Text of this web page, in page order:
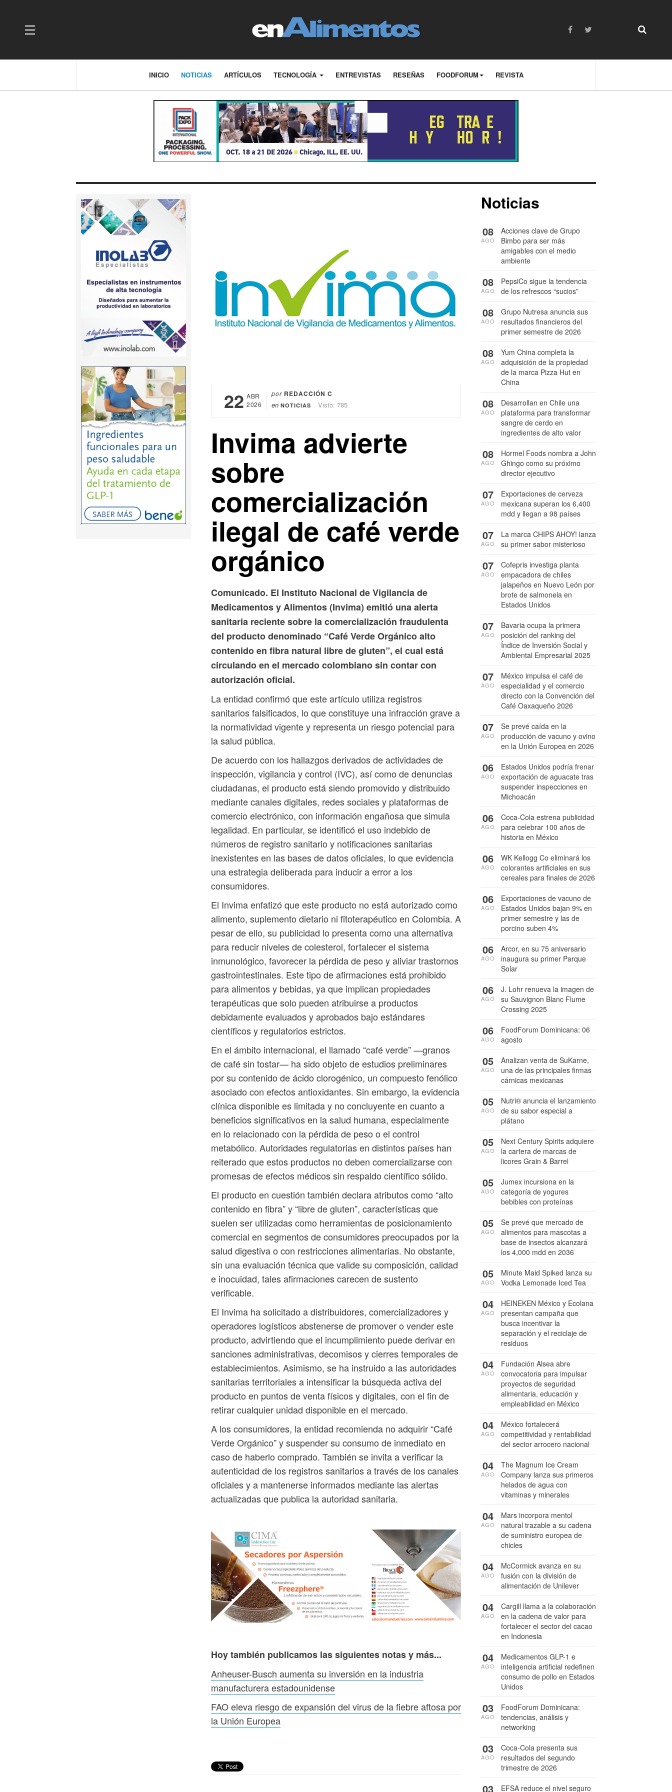
OFF CANVAS
INICIO NOTICIAS ARTÍCULOS TECNOLOGÍA ENTREVISTAS RESEÑAS FOODFORUM REVISTA
22 ABR
2026
por REDACCIÓN C
en NOTICIAS Visto: 785
Invima advierte
sobre
comercialización
ilegal de café verde
orgánico
Comunicado. El Instituto Nacional de Vigilancia de
Medicamentos y Alimentos (Invima) emitió una alerta
sanitaria reciente sobre la comercialización fraudulenta
del producto denominado “Café Verde Orgánico alto
contenido en fibra natural libre de gluten”, el cual está
circulando en el mercado colombiano sin contar con
autorización oficial.
La entidad confirmó que este artículo utiliza registros
sanitarios falsificados, lo que constituye una infracción grave a
la normatividad vigente y representa un riesgo potencial para
la salud pública.
De acuerdo con los hallazgos derivados de actividades de
inspección, vigilancia y control (IVC), así como de denuncias
ciudadanas, el producto está siendo promovido y distribuido
mediante canales digitales, redes sociales y plataformas de
comercio electrónico, con información engañosa que simula
legalidad. En particular, se identificó el uso indebido de
números de registro sanitario y notificaciones sanitarias
inexistentes en las bases de datos oficiales, lo que evidencia
una estrategia deliberada para inducir a error a los
consumidores.
El Invima enfatizó que este producto no está autorizado como
alimento, suplemento dietario ni fitoterapéutico en Colombia. A
pesar de ello, su publicidad lo presenta como una alternativa
para reducir niveles de colesterol, fortalecer el sistema
inmunológico, favorecer la pérdida de peso y aliviar trastornos
gastrointestinales. Este tipo de afirmaciones está prohibido
para alimentos y bebidas, ya que implican propiedades
terapéuticas que solo pueden atribuirse a productos
debidamente evaluados y aprobados bajo estándares
científicos y regulatorios estrictos.
En el ámbito internacional, el llamado “café verde” —granos
de café sin tostar— ha sido objeto de estudios preliminares
por su contenido de ácido clorogénico, un compuesto fenólico
asociado con efectos antioxidantes. Sin embargo, la evidencia
clínica disponible es limitada y no concluyente en cuanto a
beneficios significativos en la salud humana, especialmente
en lo relacionado con la pérdida de peso o el control
metabólico. Autoridades regulatorias en distintos países han
reiterado que estos productos no deben comercializarse con
promesas de efectos médicos sin respaldo científico sólido.
El producto en cuestión también declara atributos como “alto
contenido en fibra” y “libre de gluten”, características que
suelen ser utilizadas como herramientas de posicionamiento
comercial en segmentos de consumidores preocupados por la
salud digestiva o con restricciones alimentarias. No obstante,
sin una evaluación técnica que valide su composición, calidad
e inocuidad, tales afirmaciones carecen de sustento
verificable.
El Invima ha solicitado a distribuidores, comercializadores y
operadores logísticos abstenerse de promover o vender este
producto, advirtiendo que el incumplimiento puede derivar en
sanciones administrativas, decomisos y cierres temporales de
establecimientos. Asimismo, se ha instruido a las autoridades
sanitarias territoriales a intensificar la búsqueda activa del
producto en puntos de venta físicos y digitales, con el fin de
retirar cualquier unidad disponible en el mercado.
A los consumidores, la entidad recomienda no adquirir “Café
Verde Orgánico” y suspender su consumo de inmediato en
caso de haberlo comprado. También se invita a verificar la
autenticidad de los registros sanitarios a través de los canales
oficiales y a mantenerse informados mediante las alertas
actualizadas que publica la autoridad sanitaria.
Hoy también publicamos las siguientes notas y más...
Anheuser-Busch aumenta su inversión en la industria
manufacturera estadounidense
FAO eleva riesgo de expansión del virus de la fiebre aftosa por
la Unión Europea
Noticias
Acciones clave de Grupo
Bimbo para ser más
amigables con el medio
ambiente
08
AGO
PepsiCo sigue la tendencia
de los refrescos “sucios”
08
AGO
Grupo Nutresa anuncia sus
resultados financieros del
primer semestre de 2026
08
AGO
Yum China completa la
adquisición de la propiedad
de la marca Pizza Hut en
China
08
AGO
Desarrollan en Chile una
plataforma para transformar
sangre de cerdo en
ingredientes de alto valor
08
AGO
Hormel Foods nombra a John
Ghingo como su próximo
director ejecutivo
08
AGO
Exportaciones de cerveza
mexicana superan los 6,400
mdd y llegan a 98 países
07
AGO
La marca CHIPS AHOY! lanza
su primer sabor misterioso
07
AGO
Cofepris investiga planta
empacadora de chiles
jalapeños en Nuevo León por
brote de salmonela en
Estados Unidos
07
AGO
Bavaria ocupa la primera
posición del ranking del
Índice de Inversión Social y
Ambiental Empresarial 2025
07
AGO
México impulsa el café de
especialidad y el comercio
directo con la Convención del
Café Oaxaqueño 2026
07
AGO
Se prevé caída en la
producción de vacuno y ovino
en la Unión Europea en 2026
07
AGO
Estados Unidos podría frenar
exportación de aguacate tras
suspender inspecciones en
Michoacán
06
AGO
Coca-Cola estrena publicidad
para celebrar 100 años de
historia en México
06
AGO
WK Kellogg Co eliminará los
colorantes artificiales en sus
cereales para finales de 2026
06
AGO
Exportaciones de vacuno de
Estados Unidos bajan 9% en
primer semestre y las de
porcino suben 4%
06
AGO
Arcor, en su 75 aniversario
inaugura su primer Parque
Solar
06
AGO
J. Lohr renueva la imagen de
su Sauvignon Blanc Flume
Crossing 2025
06
AGO
FoodForum Dominicana: 06
agosto
06
AGO
Analizan venta de SuKarne,
una de las principales firmas
cárnicas mexicanas
05
AGO
Nutri® anuncia el lanzamiento
de su sabor especial a
plátano
05
AGO
Next Century Spirits adquiere
la cartera de marcas de
licores Grain & Barrel
05
AGO
Jumex incursiona en la
categoría de yogures
bebibles con proteínas
05
AGO
Se prevé que mercado de
alimentos para mascotas a
base de insectos alcanzará
los 4,000 mdd en 2036
05
AGO
Minute Maid Spiked lanza su
Vodka Lemonade Iced Tea
05
AGO
HEINEKEN México y Ecolana
presentan campaña que
busca incentivar la
separación y el reciclaje de
residuos
04
AGO
Fundación Alsea abre
convocatoria para impulsar
proyectos de seguridad
alimentaria, educación y
empleabilidad en México
04
AGO
México fortalecerá
competitividad y rentabilidad
del sector arrocero nacional
04
AGO
The Magnum Ice Cream
Company lanza sus primeros
helados de agua con
vitaminas y minerales
04
AGO
Mars incorpora mentol
natural trazable a su cadena
de suministro europea de
chicles
04
AGO
McCormick avanza en su
fusión con la división de
alimentación de Unilever
04
AGO
Cargill llama a la colaboración
en la cadena de valor para
fortalecer el sector del cacao
en Indonesia
04
AGO
Medicamentos GLP-1 e
inteligencia artificial redefinen
consumo de pollo en Estados
Unidos
04
AGO
FoodForum Dominicana:
tendencias, análisis y
networking
03
AGO
Coca-Cola presenta sus
resultados del segundo
trimestre de 2026
03
AGO
EFSA reduce el nivel seguro
03